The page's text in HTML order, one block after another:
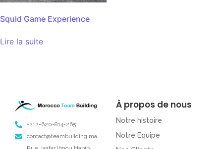
Squid Game Experience
Lire la suite
+212-620-814-265
contact@teambuilding.ma
À propos de nous
Notre histoire
Notre Equipe